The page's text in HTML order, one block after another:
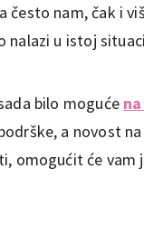
često nam, čak i
nalazi u istoj
bilo moguće
a novost
omogućit će vam